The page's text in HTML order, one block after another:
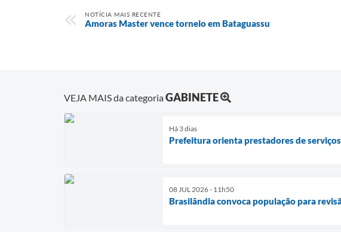
NOTÍCIA MAIS RECENTE
Amoras Master vence torneio em Bataguassu
VEJA MAIS da categoriaGABINETE
Há 3 dias
Prefeitura orienta prestadores de
08 JUL 2026 - 11h50
Brasilândia convoca população para